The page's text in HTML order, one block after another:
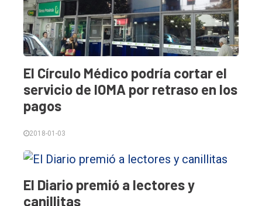
Edición
Empresa
Nosotros
Contacto
El Círculo Médico podría cortar el
servicio de IOMA por retraso en los
pagos
2018-01-03
El Diario premió a lectores y
canillitas